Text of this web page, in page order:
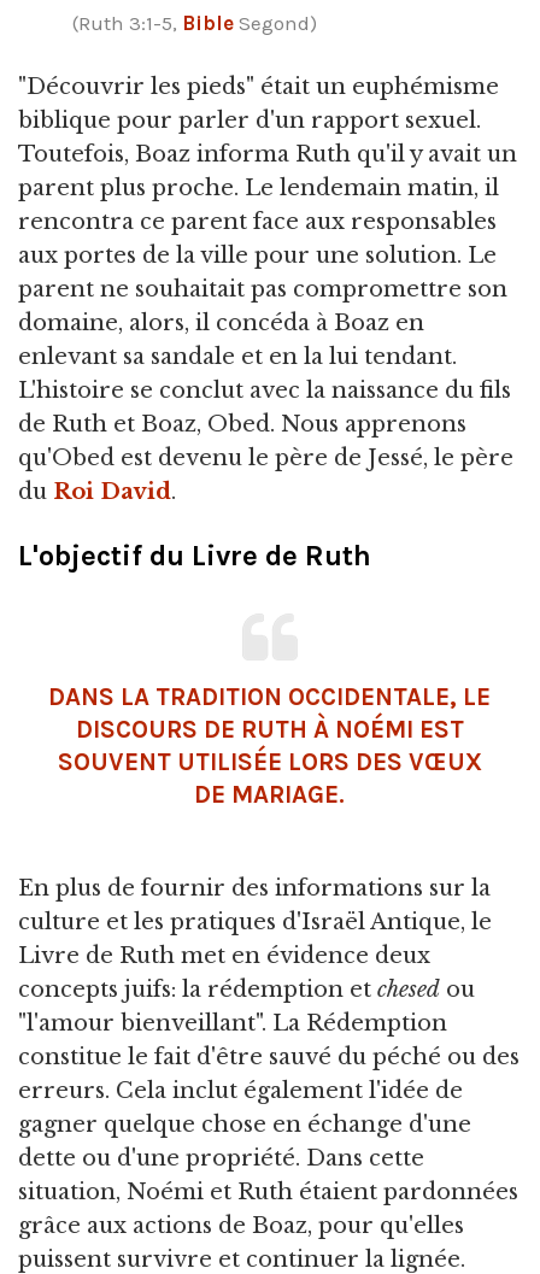
(Ruth 3:1-5, Bible Segond)
"Découvrir les pieds" était un euphémisme
biblique pour parler d'un rapport sexuel.
Toutefois, Boaz informa Ruth qu'il y avait un
parent plus proche. Le lendemain matin, il
rencontra ce parent face aux responsables
aux portes de la ville pour une solution. Le
parent ne souhaitait pas compromettre son
domaine, alors, il concéda à Boaz en
enlevant sa sandale et en la lui tendant.
L'histoire se conclut avec la naissance du fils
de Ruth et Boaz, Obed. Nous apprenons
qu'Obed est devenu le père de Jessé, le père
du Roi David.
L'objectif du Livre de Ruth
DANS LA TRADITION OCCIDENTALE, LE
DISCOURS DE RUTH À NOÉMI EST
SOUVENT UTILISÉE LORS DES VŒUX
DE MARIAGE.
En plus de fournir des informations sur la
culture et les pratiques d'Israël Antique, le
Livre de Ruth met en évidence deux
concepts juifs: la rédemption et chesed ou
"l'amour bienveillant". La Rédemption
constitue le fait d'être sauvé du péché ou des
erreurs. Cela inclut également l'idée de
gagner quelque chose en échange d'une
dette ou d'une propriété. Dans cette
situation, Noémi et Ruth étaient pardonnées
grâce aux actions de Boaz, pour qu'elles
puissent survivre et continuer la lignée.